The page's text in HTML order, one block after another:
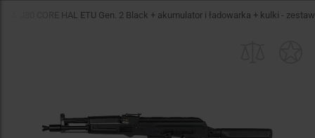
J80 CORE HAL ETU Gen. 2 Black + akumulator i ładowarka + kulki - zestaw